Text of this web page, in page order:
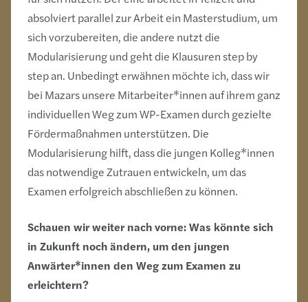
absolviert parallel zur Arbeit ein Masterstudium, um
sich vorzubereiten, die andere nutzt die
Modularisierung und geht die Klausuren step by
step an. Unbedingt erwähnen möchte ich, dass wir
bei Mazars unsere Mitarbeiter*innen auf ihrem ganz
individuellen Weg zum WP-Examen durch gezielte
Fördermaßnahmen unterstützen. Die
Modularisierung hilft, dass die jungen Kolleg*innen
das notwendige Zutrauen entwickeln, um das
Examen erfolgreich abschließen zu können.
Schauen wir weiter nach vorne: Was könnte sich
in Zukunft noch ändern, um den jungen
Anwärter*innen den Weg zum Examen zu
erleichtern?